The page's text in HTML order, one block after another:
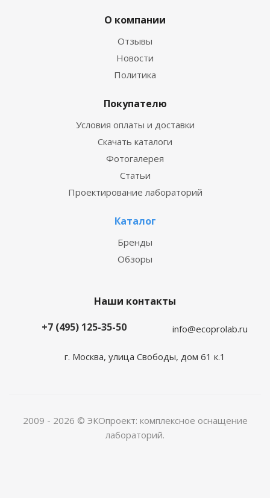
О компании
Отзывы
Новости
Политика
Покупателю
Условия оплаты и доставки
Скачать каталоги
Фотогалерея
Статьи
Проектирование лабораторий
Каталог
Бренды
Обзоры
Наши контакты
+7 (495) 125-35-50
info@ecoprolab.ru
г. Москва, улица Свободы, дом 61 к.1
2009 - 2026 © ЭКОпроект: комплексное оснащение
лабораторий.